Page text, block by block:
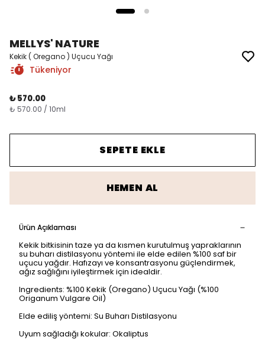
MELLYS' NATURE
Kekik ( Oregano ) Uçucu Yağı
Tükeniyor
₺ 570.00
₺ 570.00 / 10ml
SEPETE EKLE
HEMEN AL
Ürün Açıklaması
Kekik bitkisinin taze ya da kısmen kurutulmuş yapraklarının
su buharı distilasyonu yöntemi ile elde edilen %100 saf bir
uçucu yağdır. Hafızayı ve konsantrasyonu güçlendirmek,
ağız sağlığını iyileştirmek için idealdir.
Ingredients: %100 Kekik (Oregano) Uçucu Yağı (%100
Origanum Vulgare Oil)
Elde ediliş yöntemi: Su Buharı Distilasyonu
Uyum sağladığı kokular: Okaliptus